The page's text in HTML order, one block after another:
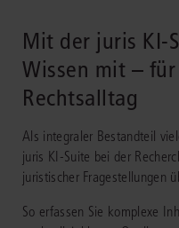
Mit der juris KI-
Wissen mit –
Rechtsalltag
Als integraler Bestandteil
juris KI-Suite bei der
juristischer Fragestellungen
So erfassen Sie komplexe